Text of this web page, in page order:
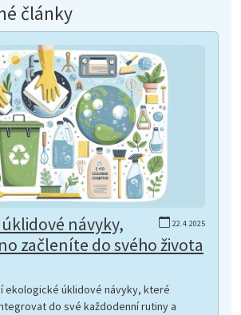
články
22.4.2025
návyky,
začleníte do svého života
ekologické úklidové návyky, které
do své každodenní rutiny a